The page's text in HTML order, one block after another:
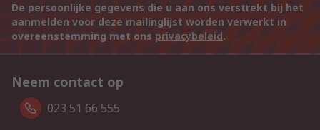
De persoonlijke gegevens die u aan ons verstrekt bij het
aanmelden voor deze mailinglijst worden verwerkt in
overeenstemming met ons privacybeleid.
Neem contact op
023 51 66 555